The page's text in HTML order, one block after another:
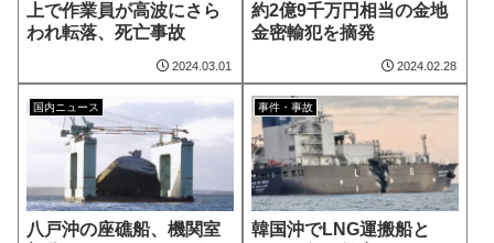
上で作業員が高波にさら
われ転落、死亡事故
2024.03.01
約2億9千万円相当の金地
金密輸犯を摘発
2024.02.28
国内ニュース
八戸沖の座礁船、機関室
事件・事故
韓国沖でLNG運搬船と